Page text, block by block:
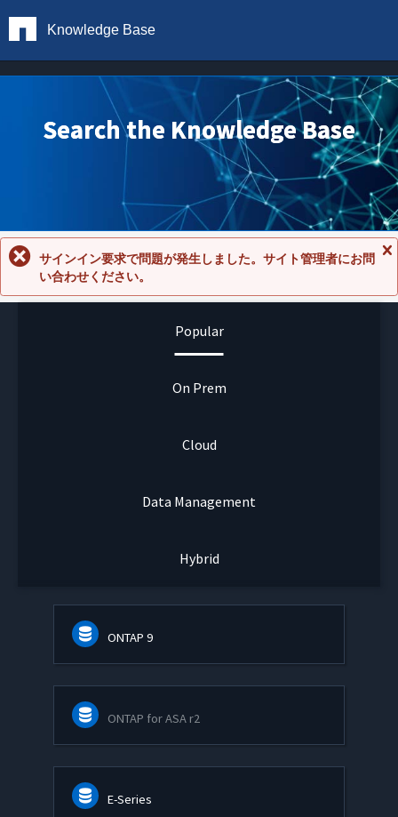
Knowledge Base
Search the Knowledge Base
セ
サインイン要求で問題が発生しました。サイト管理者にお問
い合わせください。
Popular
On Prem
Cloud
Data Management
Hybrid
ONTAP 9
ONTAP for ASA r2
E-Series